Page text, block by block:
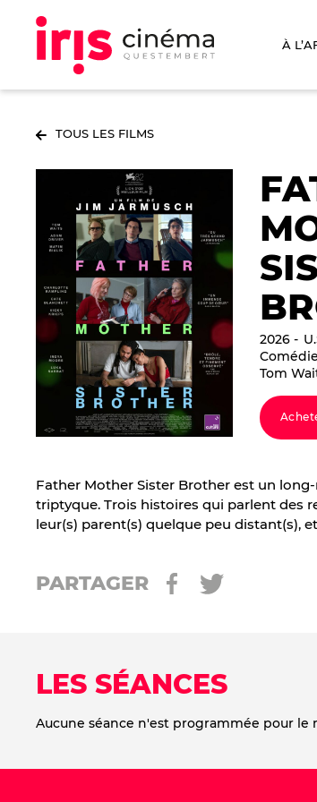
À
TOUS LES FILMS
2026
Tom
Father Mother Sister Brother est un
triptyque. Trois histoires qui parlent des
leur(s) parent(s) quelque peu distant(s),
PARTAGER
LES SÉANCES
Aucune séance n'est programmée pour le